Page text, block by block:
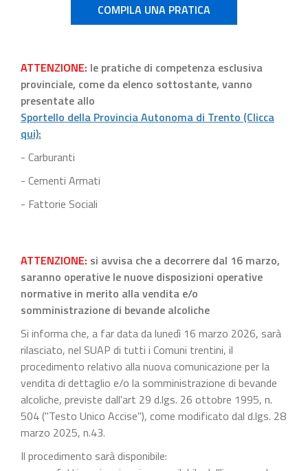
COMPILA UNA PRATICA
ATTENZIONE: le pratiche di competenza esclusiva
provinciale, come da elenco sottostante, vanno
presentate allo
Sportello della Provincia Autonoma di Trento (Clicca
qui):
- Carburanti
- Cementi Armati
- Fattorie Sociali
ATTENZIONE: si avvisa che a decorrere dal 16 marzo,
saranno operative le nuove disposizioni operative
normative in merito alla vendita e/o
somministrazione di bevande alcoliche
Si informa che, a far data da lunedì 16 marzo 2026, sarà
rilasciato, nel SUAP di tutti i Comuni trentini, il
procedimento relativo alla nuova comunicazione per la
vendita di dettaglio e/o la somministrazione di bevande
alcoliche, previste dall'art 29 d.lgs. 26 ottobre 1995, n.
504 ("Testo Unico Accise"), come modificato dal d.lgs. 28
marzo 2025, n.43.
Il procedimento sarà disponibile: